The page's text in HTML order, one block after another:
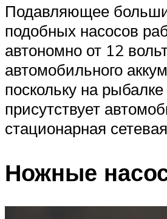
Подавляющее
подобных насосов
автономно от 12
автомобильного
поскольку на
присутствует
стационарная
Ножные